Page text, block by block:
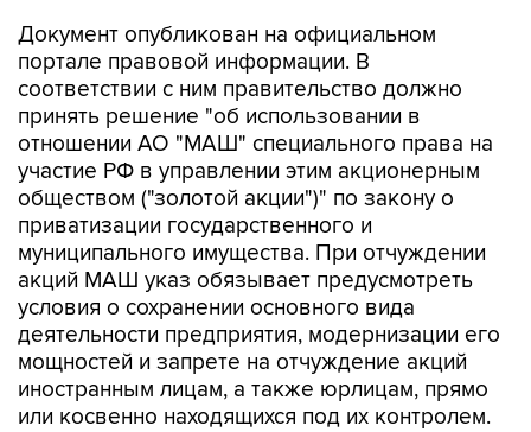
Документ опубликован на официальном
портале правовой информации. В
соответствии с ним правительство должно
принять решение "об использовании в
отношении АО "МАШ" специального права на
участие РФ в управлении этим акционерным
обществом ("золотой акции")" по закону о
приватизации государственного и
муниципального имущества. При отчуждении
акций МАШ указ обязывает предусмотреть
условия о сохранении основного вида
деятельности предприятия, модернизации его
мощностей и запрете на отчуждение акций
иностранным лицам, а также юрлицам, прямо
или косвенно находящихся под их контролем.